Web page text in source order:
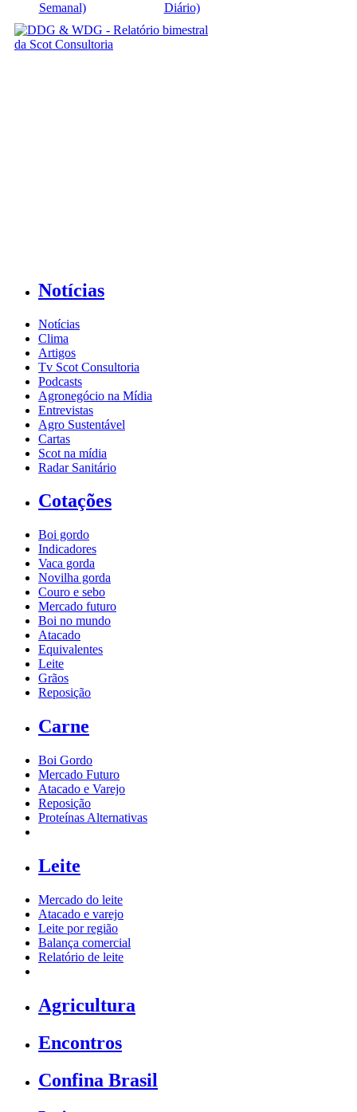
Semanal)
Diário)
Notícias
Notícias
Clima
Artigos
Tv Scot Consultoria
Podcasts
Agronegócio na Mídia
Entrevistas
Agro Sustentável
Cartas
Scot na mídia
Radar Sanitário
Cotações
Boi gordo
Indicadores
Vaca gorda
Novilha gorda
Couro e sebo
Mercado futuro
Boi no mundo
Atacado
Equivalentes
Leite
Grãos
Reposição
Carne
Boi Gordo
Mercado Futuro
Atacado e Varejo
Reposição
Proteínas Alternativas
Leite
Mercado do leite
Atacado e varejo
Leite por região
Balança comercial
Relatório de leite
Agricultura
Encontros
Confina Brasil